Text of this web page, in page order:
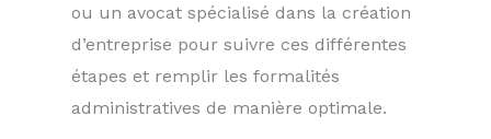
ou un avocat spécialisé dans la création
d’entreprise pour suivre ces différentes
étapes et remplir les formalités
administratives de manière optimale.